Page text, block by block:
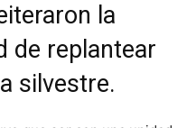
la
de replantear
silvestre.